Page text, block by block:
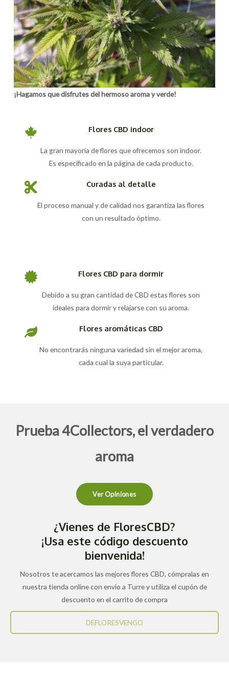
¡Hagamos que disfrutes del hermoso aroma y verde!
Flores CBD indoor
La gran mayoría de flores que ofrecemos son indoor.
Es especificado en la página de cada producto.
Curadas al detalle
El proceso manual y de calidad nos garantiza las flores
con un resultado óptimo.
Flores CBD para dormir
Debido a su gran cantidad de CBD estas flores son
ideales para dormir y relajarse con su aroma.
Flores aromáticas CBD
No encontrarás ninguna variedad sin el mejor aroma,
cada cual la suya particular.
Prueba 4Collectors, el verdadero
aroma
Ver Opiniones
¿Vienes de FloresCBD?
¡Usa este código descuento
bienvenida!
Nosotros te acercamos las mejores flores CBD, cómpralas en
nuestra tienda online con envío a Turre y utiliza el cupón de
descuento en el carrito de compra
DEFLORESVENGO